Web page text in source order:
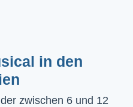
in den
zwischen 6 und 12